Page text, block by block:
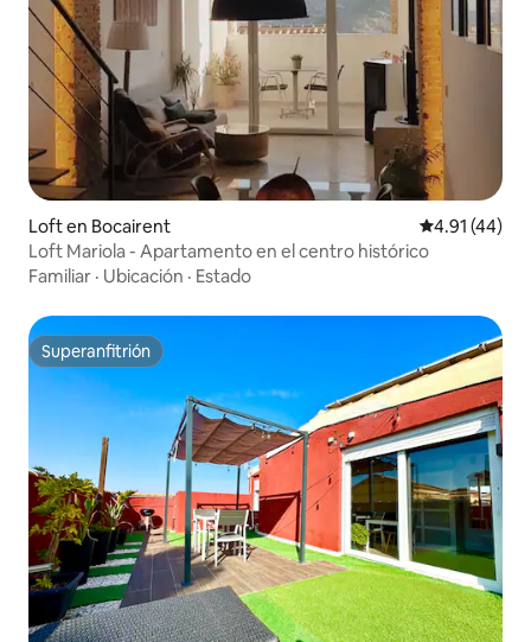
Loft en Bocairent Calificación
4.91 (44)
Loft Mariola - Apartamento en el centro histórico
Familiar · Ubicación · Estado
Superanfitrión
Superanfitrión